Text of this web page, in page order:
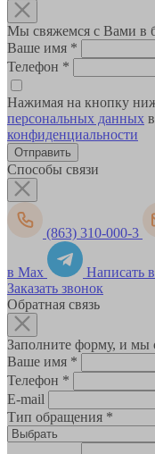
Мы свяжемся с Вами в
Ваше имя *
Телефон *
Нажимая на кнопку
персональных данных
конфиденциальности
Способы связи
(863) 310-000-3
в Max
Написать
Заказать звонок
Обратная связь
Заполните форму, и мы
Ваше имя *
Телефон *
E-mail
Тип обращения *